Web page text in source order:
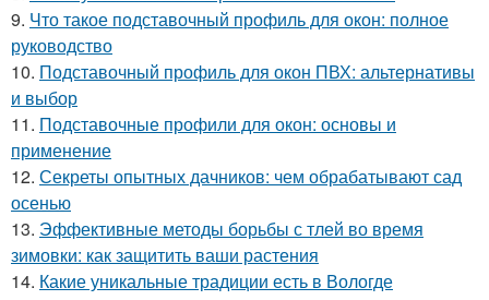
9. Что такое подставочный профиль для окон: полное
руководство
10. Подставочный профиль для окон ПВХ: альтернативы
и выбор
11. Подставочные профили для окон: основы и
применение
12. Секреты опытных дачников: чем обрабатывают сад
осенью
13. Эффективные методы борьбы с тлей во время
зимовки: как защитить ваши растения
14. Какие уникальные традиции есть в Вологде